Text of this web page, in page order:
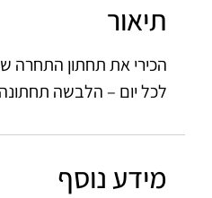
תיאור
הכירי את תחתון התחרה
לכל יום – הלבשה תחתונה
מידע נוסף